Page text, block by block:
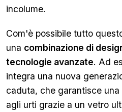
incolume.
Com'è possibile tutto
una combinazione di
tecnologie avanzate. Ad
integra una nuova
caduta, che garantisce
agli urti grazie a un vetro